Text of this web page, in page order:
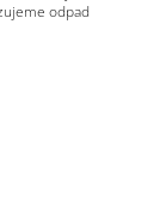
odpad